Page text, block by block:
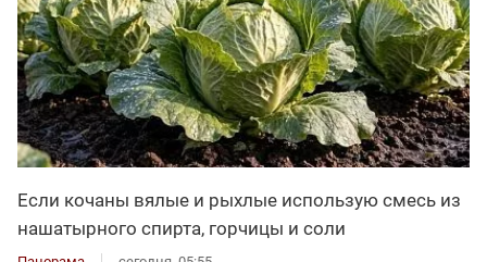
Если кочаны вялые и рыхлые использую смесь из
нашатырного спирта, горчицы и соли